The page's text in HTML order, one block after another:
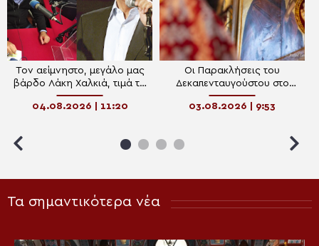
Τον αείμνηστο, μεγάλο μας
βάρδο Λάκη Χαλκιά, τιμά το
διαδικτυακό ραδιόφωνο της
«Πεμπτουσίας»
04.08.2026 | 11:20
Οι Παρακλήσεις του
Δεκαπενταυγούστου στο
Ραδιόφωνο της Πεμπτουσίας
03.08.2026 | 9:53
Τα σημαντικότερα νέα